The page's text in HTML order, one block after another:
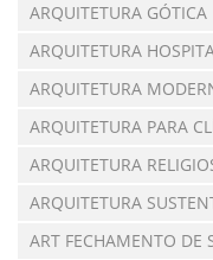
ARQUITETURA GÓTICA
ARQUITETURA
ARQUITETURA
ARQUITETURA PARA
ARQUITETURA
ARQUITETURA
ART FECHAMENTO DE